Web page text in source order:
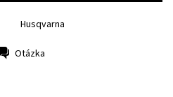
Husqvarna
Otázka